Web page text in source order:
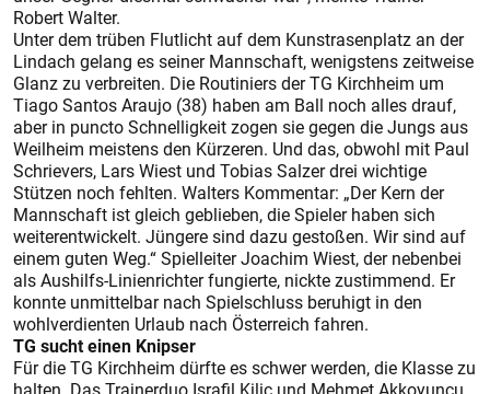
Robert Walter.
Unter dem trüben Flutlicht auf dem Kunstrasenplatz an der
Lindach gelang es seiner Mannschaft, wenigstens zeitweise
Glanz zu verbreiten. Die Routiniers der TG Kirchheim um
Tiago Santos Araujo (38) haben am Ball noch alles drauf,
aber in puncto Schnelligkeit zogen sie gegen die Jungs aus
Weilheim meistens den Kürzeren. Und das, obwohl mit Paul
Schrievers, Lars Wiest und Tobias Salzer drei wichtige
Stützen noch fehlten. Walters Kommentar: „Der Kern der
Mannschaft ist gleich geblieben, die Spieler haben sich
weiterentwickelt. Jüngere sind dazu gestoßen. Wir sind auf
einem guten Weg.“ Spielleiter Joachim Wiest, der nebenbei
als Aushilfs-Linienrichter fungierte, nickte zustimmend. Er
konnte unmittelbar nach Spielschluss beruhigt in den
wohlverdienten Urlaub nach Österreich fahren.
TG sucht einen Knipser
Für die TG Kirchheim dürfte es schwer werden, die Klasse zu